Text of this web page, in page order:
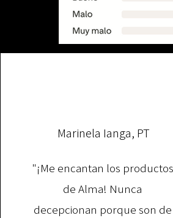
Marinela Ianga, PT
"¡Me encantan los productos
de Alma! Nunca
decepcionan porque son de